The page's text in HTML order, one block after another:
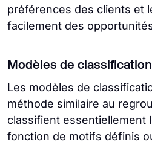
préférences des clients et
facilement des
Modèles de classification
Les modèles de
méthode similaire au
classifient essentiellement
fonction de motifs définis